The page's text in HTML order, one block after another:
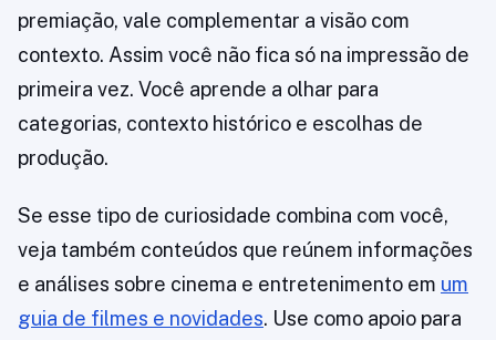
premiação, vale complementar a visão com
contexto. Assim você não fica só na impressão de
primeira vez. Você aprende a olhar para
categorias, contexto histórico e escolhas de
produção.
Se esse tipo de curiosidade combina com você,
veja também conteúdos que reúnem informações
e análises sobre cinema e entretenimento em um
guia de filmes e novidades. Use como apoio para